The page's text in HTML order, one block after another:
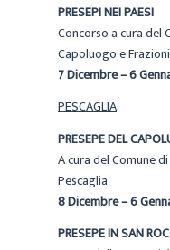
PRESEPI NEI PAESI
Concorso a cura del
Capoluogo e Frazioni
7 Dicembre – 6
PESCAGLIA
PRESEPE DEL
A cura del Comune
Pescaglia
8 Dicembre – 6
PRESEPE IN SAN